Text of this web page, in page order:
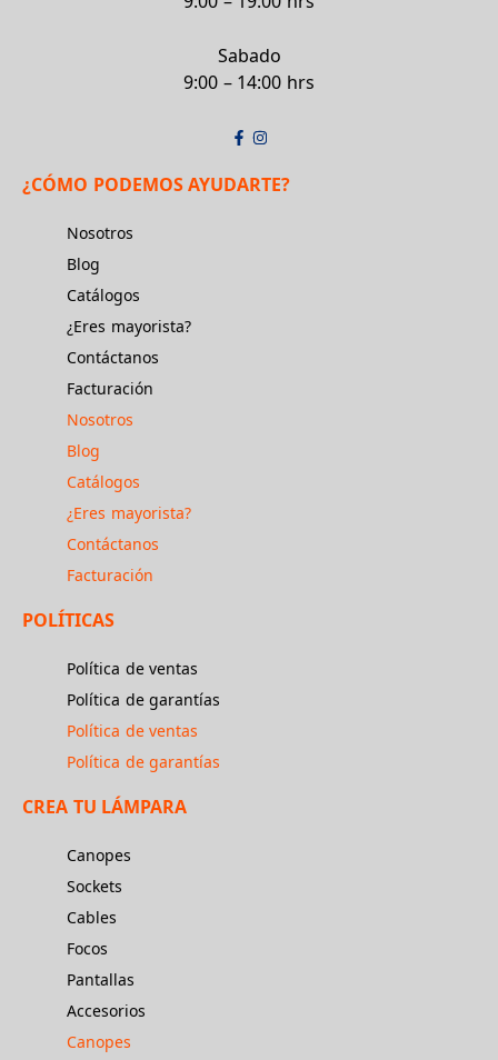
Sabado
9:00 – 14:00 hrs
¿CÓMO PODEMOS AYUDARTE?
Nosotros
Blog
Catálogos
¿Eres mayorista?
Contáctanos
Facturación
Nosotros
Blog
Catálogos
¿Eres mayorista?
Contáctanos
Facturación
POLÍTICAS
Política de ventas
Política de garantías
Política de ventas
Política de garantías
CREA TU LÁMPARA
Canopes
Sockets
Cables
Focos
Pantallas
Accesorios
Canopes